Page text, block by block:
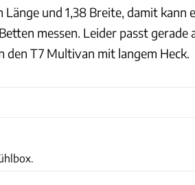
Länge und 1,38 Breite, damit kann
messen. Leider passt gerade
den T7 Multivan mit langem Heck.